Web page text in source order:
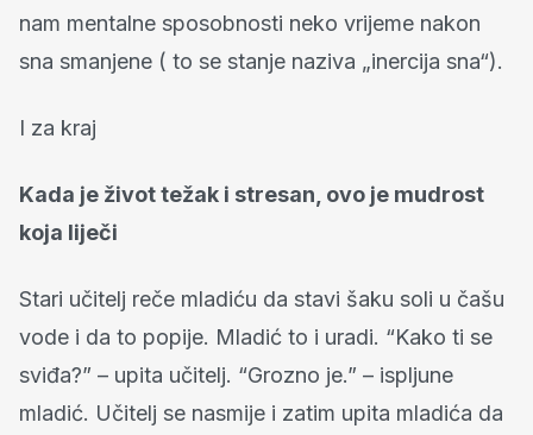
nam mentalne sposobnosti neko vrijeme nakon
sna smanjene ( to se stanje naziva „inercija sna“).
I za kraj
Kada je život težak i stresan, ovo je mudrost
koja liječi
Stari učitelj reče mladiću da stavi šaku soli u čašu
vode i da to popije. Mladić to i uradi. “Kako ti se
sviđa?” – upita učitelj. “Grozno je.” – ispljune
mladić. Učitelj se nasmije i zatim upita mladića da